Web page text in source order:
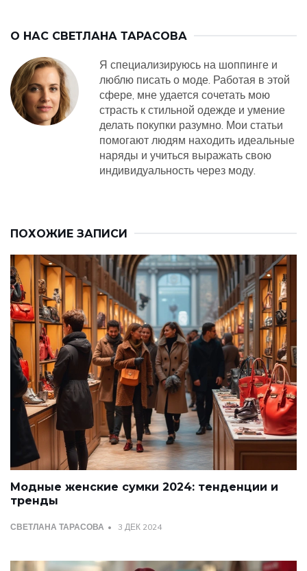
О НАС СВЕТЛАНА ТАРАСОВА
Я специализируюсь на шоппинге и
люблю писать о моде. Работая в этой
сфере, мне удается сочетать мою
страсть к стильной одежде и умение
делать покупки разумно. Мои статьи
помогают людям находить идеальные
наряды и учиться выражать свою
индивидуальность через моду.
ПОХОЖИЕ ЗАПИСИ
Модные женские сумки 2024: тенденции и
тренды
СВЕТЛАНА ТАРАСОВА 3 ДЕК 2024